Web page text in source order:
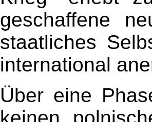
geschaffene
staatliches
international
Über eine